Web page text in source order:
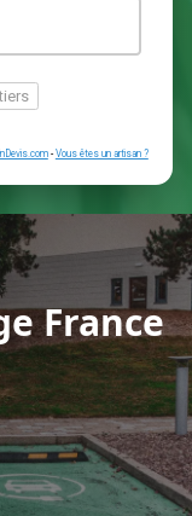
(type greenup)
prise
encore
des métiers
parViteUnDevis.com-Vous
France